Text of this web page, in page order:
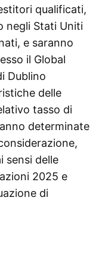
qualificati,
negli Stati Uniti
e saranno
il Global
Dublino
delle
tasso di
determinate
sensi delle
2025 e
di